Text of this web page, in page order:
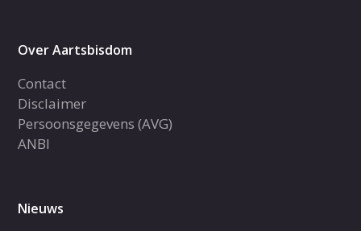
Over Aartsbisdom
Contact
Disclaimer
Persoonsgegevens (AVG)
ANBI
Nieuws